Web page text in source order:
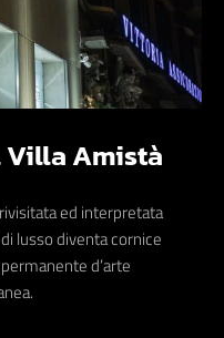
Amistà
ed interpretata
lusso diventa cornice
d’arte